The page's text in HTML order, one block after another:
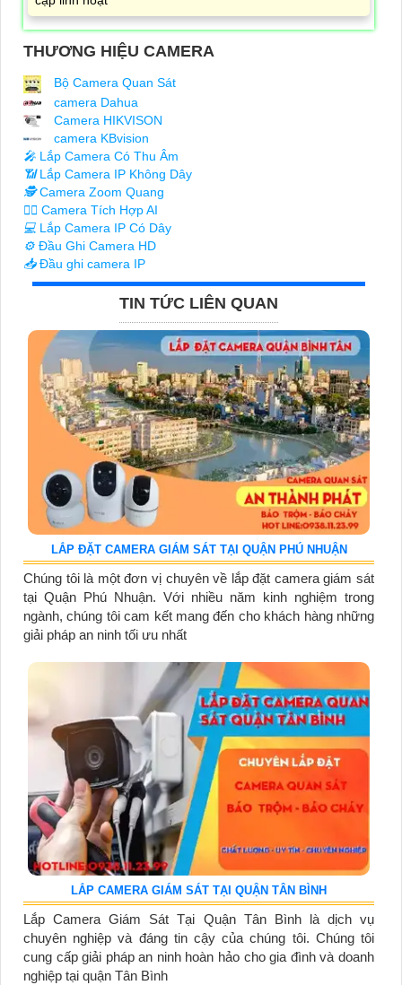
THƯƠNG HIỆU CAMERA
Bộ Camera Quan Sát
camera Dahua
Camera HIKVISON
camera KBvision
️🎤️ Lắp Camera Có Thu Âm
📶Lắp Camera IP Không Dây
🕵️Camera Zoom Quang
🧛‍♀️ Camera Tích Hợp AI
💻 Lắp Camera IP Có Dây
⚙️ Đầu Ghi Camera HD
📥Đầu ghi camera IP
TIN TỨC LIÊN QUAN
LẮP ĐẶT CAMERA GIÁM SÁT TẠI QUẬN PHÚ NHUẬN
Chúng tôi là một đơn vị chuyên về lắp đặt camera giám sát
tại Quận Phú Nhuận. Với nhiều năm kinh nghiệm trong
ngành, chúng tôi cam kết mang đến cho khách hàng những
giải pháp an ninh tối ưu nhất
LẮP CAMERA GIÁM SÁT TẠI QUẬN TÂN BÌNH
Lắp Camera Giám Sát Tại Quận Tân Bình là dịch vụ
chuyên nghiệp và đáng tin cậy của chúng tôi. Chúng tôi
cung cấp giải pháp an ninh hoàn hảo cho gia đình và doanh
nghiệp tại quận Tân Bình